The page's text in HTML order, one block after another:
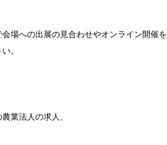
場への出展の見合わせやオンライン開催を
。
業法人の求人、